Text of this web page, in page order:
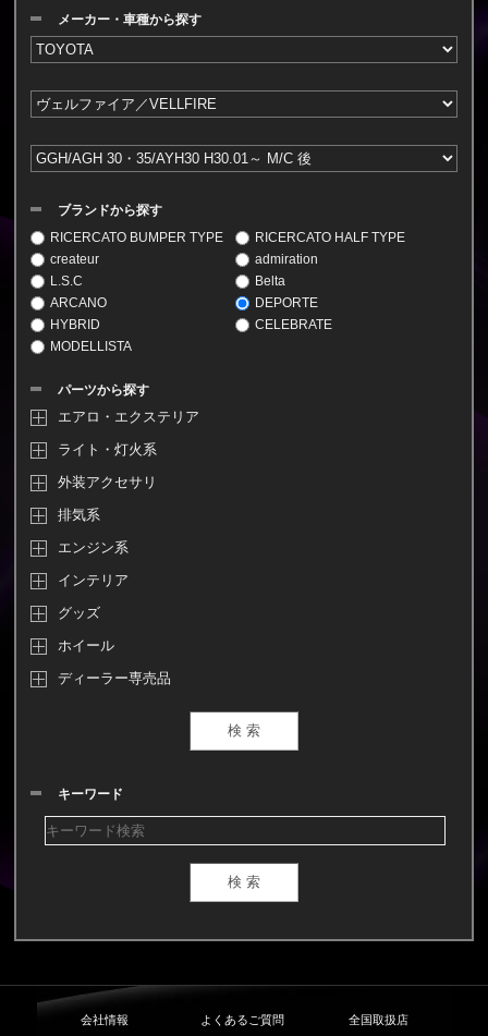
メーカー・車種から探す
ブランドから探す
RICERCATO BUMPER TYPE
RICERCATO HALF TYPE
createur
admiration
L.S.C
Belta
ARCANO
DEPORTE
HYBRID
CELEBRATE
MODELLISTA
パーツから探す
エアロ・エクステリア
ライト・灯火系
外装アクセサリ
排気系
エンジン系
インテリア
グッズ
ホイール
ディーラー専売品
キーワード
会社情報 よくあるご質問 全国取扱店